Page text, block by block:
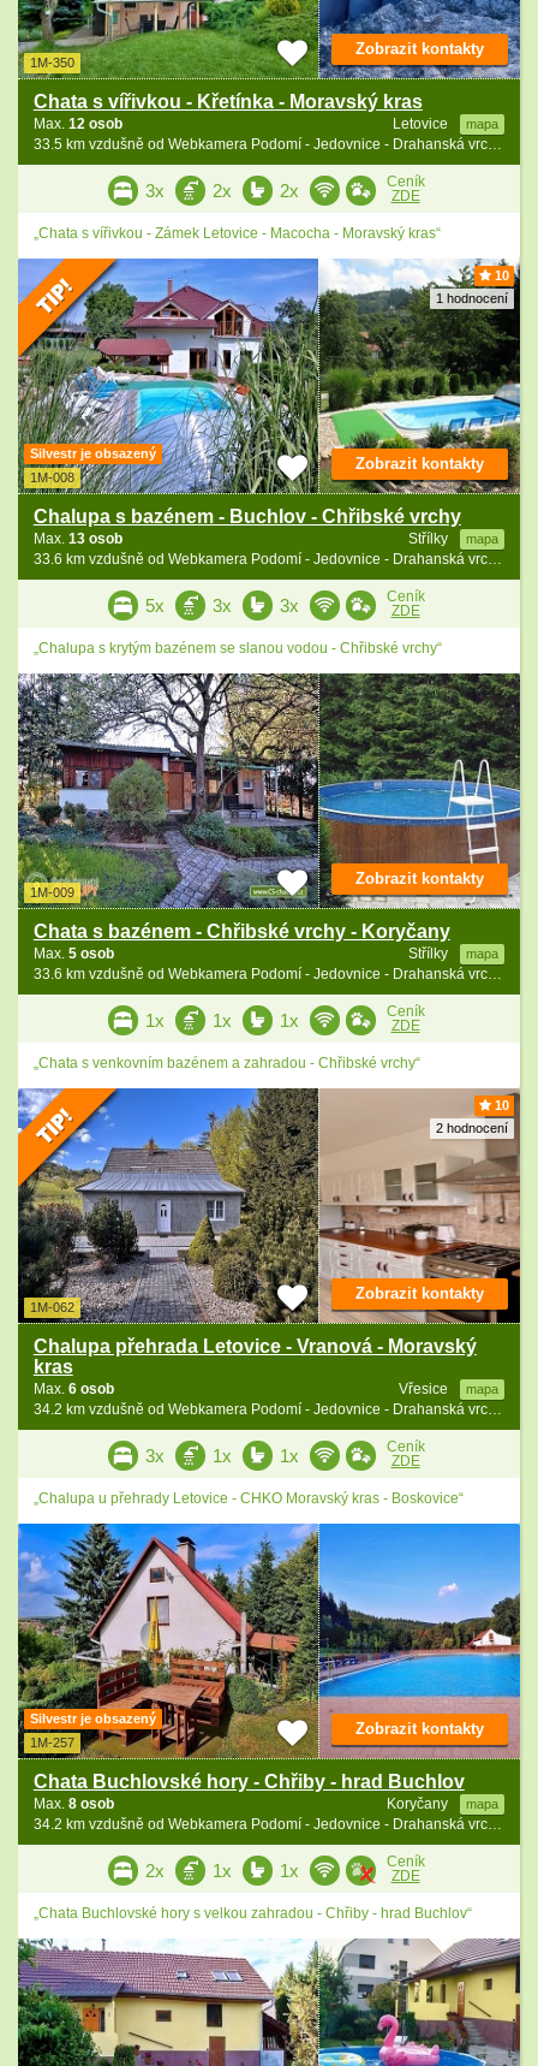
1M-350
Chata s vířivkou - Křetínka - Moravský kras
Letovice mapa
Max. 12 osob
33.5 km vzdušně od Webkamera Podomí - Jedovnice - Drahanská vrchovina
Zobrazit kontakty
3x 2x 2x
Ceník
ZDE
„Chata s vířivkou - Zámek Letovice - Macocha - Moravský kras“
10
1 hodnocení
Silvestr je obsazený
1M-008
Chalupa s bazénem - Buchlov - Chřibské vrchy
Střílky mapa
Max. 13 osob
33.6 km vzdušně od Webkamera Podomí - Jedovnice - Drahanská vrchovina
Zobrazit kontakty
5x 3x 3x
Ceník
ZDE
„Chalupa s krytým bazénem se slanou vodou - Chřibské vrchy“
1M-009
Chata s bazénem - Chřibské vrchy - Koryčany
Střílky mapa
Max. 5 osob
33.6 km vzdušně od Webkamera Podomí - Jedovnice - Drahanská vrchovina
Zobrazit kontakty
1x 1x 1x
Ceník
ZDE
„Chata s venkovním bazénem a zahradou - Chřibské vrchy“
10
2 hodnocení
1M-062
Chalupa přehrada Letovice - Vranová - Moravský
kras
Vřesice mapa
Max. 6 osob
34.2 km vzdušně od Webkamera Podomí - Jedovnice - Drahanská vrchovina
Zobrazit kontakty
3x 1x 1x
Ceník
ZDE
„Chalupa u přehrady Letovice - CHKO Moravský kras - Boskovice“
Silvestr je obsazený
1M-257
Chata Buchlovské hory - Chřiby - hrad Buchlov
Koryčany mapa
Max. 8 osob
34.2 km vzdušně od Webkamera Podomí - Jedovnice - Drahanská vrchovina
Zobrazit kontakty
2x 1x 1x
Ceník
ZDE
„Chata Buchlovské hory s velkou zahradou - Chřiby - hrad Buchlov“